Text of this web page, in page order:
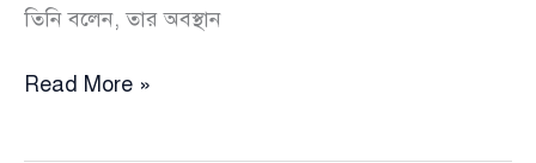
তিনি বলেন, তার অবস্থান
বিএনপি
Read More »